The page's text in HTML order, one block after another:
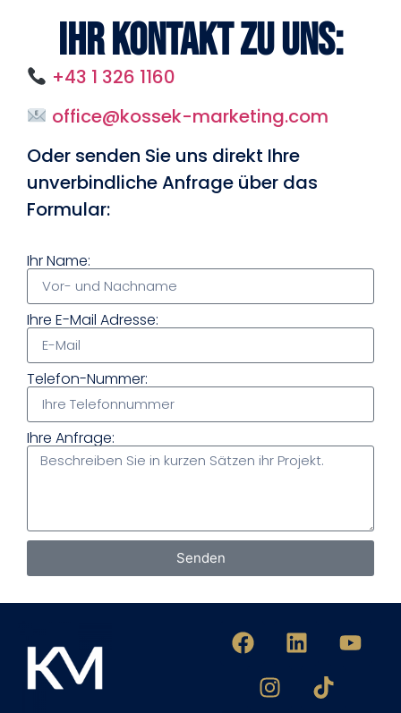
Ihr Kontakt zu uns:
+43 1 326 1160
office@kossek-marketing.com
Oder senden Sie uns direkt Ihre
unverbindliche Anfrage über das
Formular:
Ihr Name:
Ihre E-Mail Adresse:
Telefon-Nummer:
Ihre Anfrage:
Senden